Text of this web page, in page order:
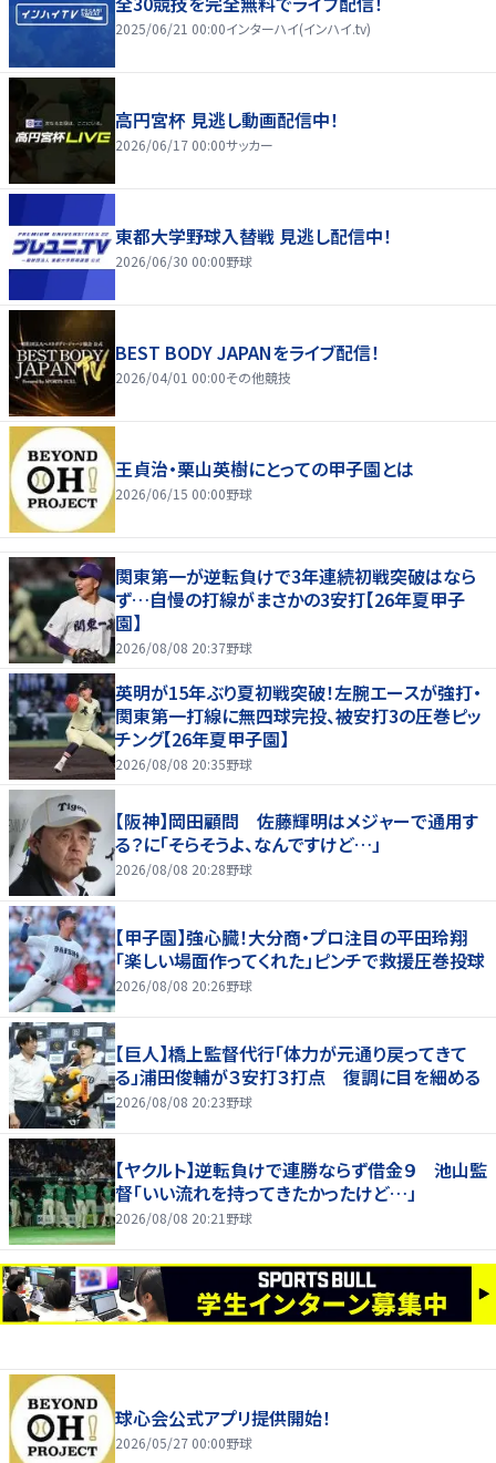
2025/06/21 00:00インターハイ(インハイ.tv)
高円宮杯 見逃し動画配信中！
2026/06/17 00:00サッカー
東都大学野球入替戦 見逃し配信中！
2026/06/30 00:00野球
BEST BODY JAPANをライブ配信！
2026/04/01 00:00その他競技
王貞治・栗山英樹にとっての甲子園とは
2026/06/15 00:00野球
関東第一が逆転負けで3年連続初戦突破はなら
ず…自慢の打線がまさかの3安打【26年夏甲子
園】
2026/08/08 20:37野球
英明が15年ぶり夏初戦突破！左腕エースが強打・
関東第一打線に無四球完投、被安打3の圧巻ピッ
チング【26年夏甲子園】
2026/08/08 20:35野球
【阪神】岡田顧問 佐藤輝明はメジャーで通用す
る？に「そらそうよ、なんですけど…」
2026/08/08 20:28野球
【甲子園】強心臓！大分商・プロ注目の平田玲翔
「楽しい場面作ってくれた」ピンチで救援圧巻投球
2026/08/08 20:26野球
【巨人】橋上監督代行「体力が元通り戻ってきて
る」浦田俊輔が３安打３打点 復調に目を細める
2026/08/08 20:23野球
【ヤクルト】逆転負けで連勝ならず借金９ 池山監
督「いい流れを持ってきたかったけど…」
2026/08/08 20:21 野球
球心会公式アプリ提供開始！
2026/05/27 00:00野球